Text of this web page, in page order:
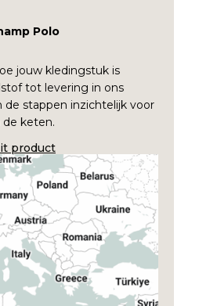
Polo
jouw kledingstuk is
tot levering in ons
de stappen inzichtelijk voor
de keten.
product